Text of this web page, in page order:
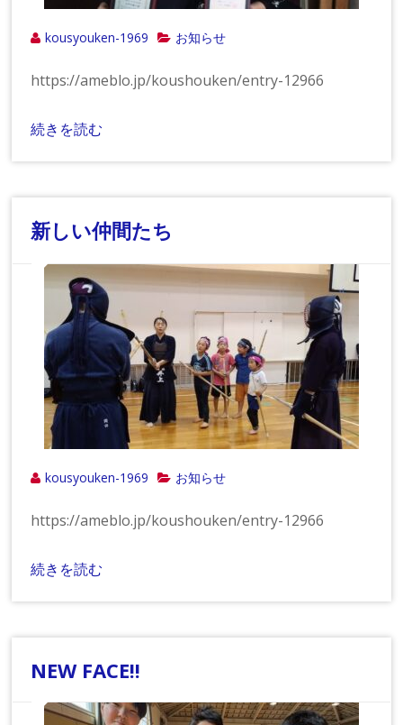
kousyouken-1969 お知らせ
https://ameblo.jp/koushouken/entry-12966
続きを読む
新しい仲間たち
kousyouken-1969 お知らせ
https://ameblo.jp/koushouken/entry-12966
続きを読む
NEW FACE!!